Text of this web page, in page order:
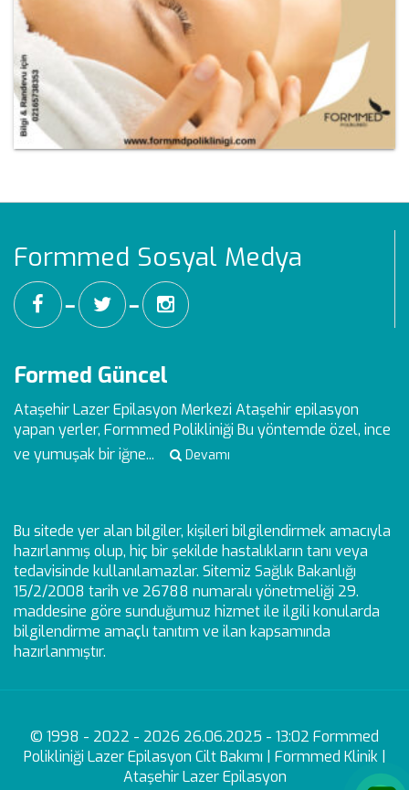
Formmed Sosyal Medya
━ ━
Formed Güncel
Ataşehir Lazer Epilasyon Merkezi Ataşehir epilasyon
yapan yerler, Formmed Polikliniği Bu yöntemde özel, ince
ve yumuşak bir iğne...
Devamı
Bu sitede yer alan bilgiler, kişileri bilgilendirmek amacıyla
hazırlanmış olup, hiç bir şekilde hastalıkların tanı veya
tedavisinde kullanılamazlar. Sitemiz Sağlık Bakanlığı
15/2/2008 tarih ve 26788 numaralı yönetmeliği 29.
maddesine göre sunduğumuz hizmet ile ilgili konularda
bilgilendirme amaçlı tanıtım ve ilan kapsamında
hazırlanmıştır.
© 1998 - 2022 - 2026 26.06.2025 - 13:02 Formmed
Polikliniği Lazer Epilasyon Cilt Bakımı | Formmed Klinik |
Ataşehir Lazer Epilasyon